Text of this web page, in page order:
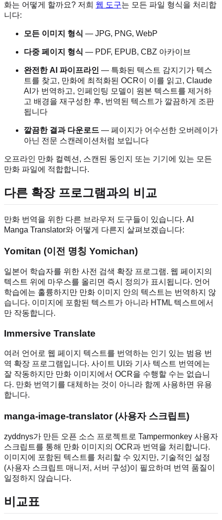
화는 어떻게 할까요? 저희 웹 도구는 모든 파일 형식을 처리합
니다:
모든 이미지 형식 — JPG, PNG, WebP
다중 페이지 형식 — PDF, EPUB, CBZ 아카이브
완전한 AI 파이프라인 — 특화된 텍스트 감지기가 텍스
트를 찾고, 만화에 최적화된 OCR이 이를 읽고, Claude
AI가 번역하고, 인페인팅 모델이 원본 텍스트를 제거하
고 배경을 재구성한 후, 번역된 텍스트가 깔끔하게 조판
됩니다
깔끔한 결과 다운로드 — 페이지가 어수선한 오버레이가
아닌 전문 스캔레이션처럼 보입니다
오프라인 만화 컬렉션, 스캔된 동인지 또는 기기에 있는 모든
만화 파일에 적합합니다.
다른 확장 프로그램과의 비교
만화 번역을 위한 다른 브라우저 도구들이 있습니다. AI
Manga Translator와 어떻게 다른지 살펴보겠습니다:
Yomitan (이전 명칭 Yomichan)
일본어 학습자를 위한 사전 검색 확장 프로그램. 웹 페이지의
텍스트 위에 마우스를 올리면 즉시 정의가 표시됩니다. 언어
학습에는 훌륭하지만 만화 이미지 안의 텍스트는 번역하지 않
습니다. 이미지에 포함된 텍스트가 아니라 HTML 텍스트에서
만 작동합니다.
Immersive Translate
여러 언어로 웹 페이지 텍스트를 번역하는 인기 있는 범용 번
역 확장 프로그램입니다. 사이트 UI와 기사 텍스트 번역에는
잘 작동하지만 만화 이미지에서 OCR을 수행할 수는 없습니
다. 만화 번역기를 대체하는 것이 아니라 함께 사용하면 유용
합니다.
manga-image-translator (사용자 스크립트)
zyddnys가 만든 오픈 소스 프로젝트로 Tampermonkey 사용자
스크립트를 통해 만화 이미지의 OCR과 번역을 처리합니다.
이미지에 포함된 텍스트를 처리할 수 있지만, 기술적인 설정
(사용자 스크립트 매니저, 서버 구성)이 필요하며 번역 품질이
일정하지 않습니다.
비교표